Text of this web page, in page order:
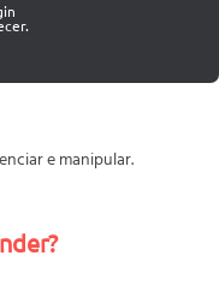
e manipular.